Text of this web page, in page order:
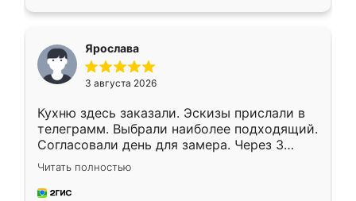
Ярослава
3 августа 2026
Кухню здесь заказали. Эскизы прислали в
телеграмм. Выбрали наиболее подходящий.
Согласовали день для замера. Через 3
недели кухня была уже готова. Остались
довольны работой. Спасибо Ренессанс
мебель за качественную работу!
Читать полностью